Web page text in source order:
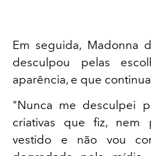
Em seguida, Madonna
desculpou pelas
aparência, e que
"Nunca me desculpei
criativas que fiz, nem
vestido e não vou